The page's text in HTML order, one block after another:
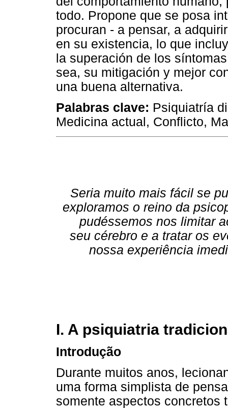
todo. Propone que se posa
procuran - a pensar, a
en su existencia, lo que
la superación de los
sea, su mitigación y mejor
una buena alternativa.
Palabras clave: Psiquiatría
Medicina actual, Conflicto,
Seria muito mais fácil se
exploramos o reino da
pudéssemos nos limitar
seu cérebro e a tratar os
nossa experiência
I. A psiquiatria
Introdução
Durante muitos anos,
uma forma simplista de
somente aspectos concretos